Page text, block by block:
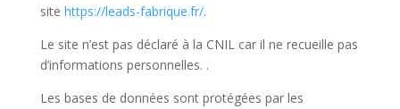
site https://leads-fabrique.fr/.
Le site n’est pas déclaré à la CNIL car il ne recueille pas
d’informations personnelles. .
Les bases de données sont protégées par les